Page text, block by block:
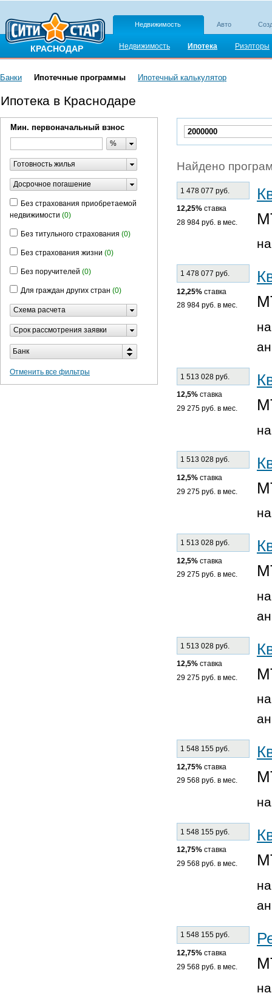
КРАСНОДАР
Недвижимость Авто
Недвижимость Ипотека Риэлторы
Банки Ипотечные программы Ипотечный калькулятор
Ипотека в Краснодаре
Мин. первоначальный взнос
%
Готовность жилья
Досрочное погашение
Без страхования приобретаемой
недвижимости (0)
Без титульного страхования (0)
Без страхования жизни (0)
Без поручителей (0)
Для граждан других стран (0)
Схема расчета
Срок рассмотрения заявки
Банк
Отменить все фильтры
Найдено
1 478 077 руб.
12,25% ставка
28 984 руб. в мес.
1 478 077 руб.
12,25% ставка
28 984 руб. в мес.
1 513 028 руб.
12,5% ставка
29 275 руб. в мес.
1 513 028 руб.
12,5% ставка
29 275 руб. в мес.
1 513 028 руб.
12,5% ставка
29 275 руб. в мес.
1 513 028 руб.
12,5% ставка
29 275 руб. в мес.
1 548 155 руб.
12,75% ставка
29 568 руб. в мес.
1 548 155 руб.
12,75% ставка
29 568 руб. в мес.
1 548 155 руб.
12,75% ставка
29 568 руб. в мес.